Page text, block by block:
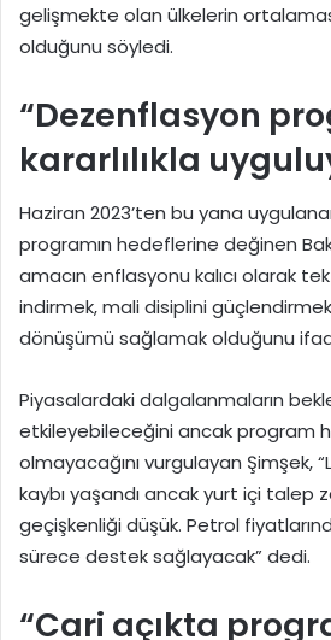
gelişmekte olan ülkelerin
olduğunu söyledi.
“Dezenflasyon
kararlılıkla
Haziran 2023’ten bu yana
programın hedeflerine değinen
amacın enflasyonu kalıcı olarak
indirmek, mali disiplini
dönüşümü sağlamak olduğunu
Piyasalardaki dalgalanmaların
etkileyebileceğini ancak program
olmayacağını vurgulayan Şimşek,
kaybı yaşandı ancak yurt içi talep
geçişkenliği düşük. Petrol
sürece destek sağlayacak” dedi.
“Cari açıkta